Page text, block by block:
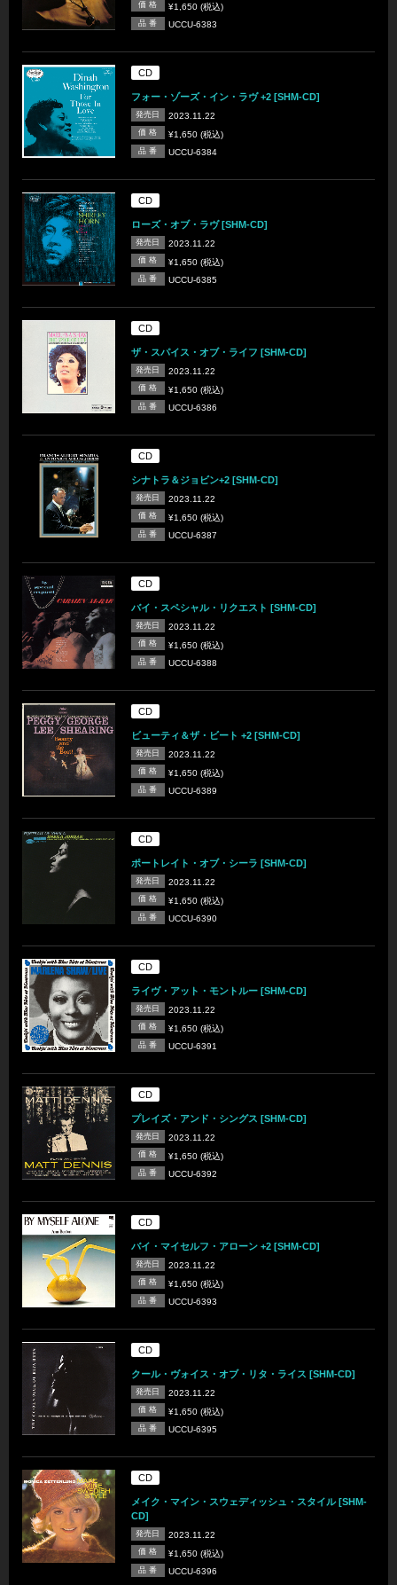
価 格 ¥1,650 (税込)
品 番 UCCU-6383
CD
フォー・ゾーズ・イン・ラヴ +2 [SHM-CD]
発売日 2023.11.22
価 格 ¥1,650 (税込)
品 番 UCCU-6384
CD
ローズ・オブ・ラヴ [SHM-CD]
発売日 2023.11.22
価 格 ¥1,650 (税込)
品 番 UCCU-6385
CD
ザ・スパイス・オブ・ライフ [SHM-CD]
発売日 2023.11.22
価 格 ¥1,650 (税込)
品 番 UCCU-6386
CD
シナトラ＆ジョビン+2 [SHM-CD]
発売日 2023.11.22
価 格 ¥1,650 (税込)
品 番 UCCU-6387
CD
バイ・スペシャル・リクエスト [SHM-CD]
発売日 2023.11.22
価 格 ¥1,650 (税込)
品 番 UCCU-6388
CD
ビューティ＆ザ・ビート +2 [SHM-CD]
発売日 2023.11.22
価 格 ¥1,650 (税込)
品 番 UCCU-6389
CD
ポートレイト・オブ・シーラ [SHM-CD]
発売日 2023.11.22
価 格 ¥1,650 (税込)
品 番 UCCU-6390
CD
ライヴ・アット・モントルー [SHM-CD]
発売日 2023.11.22
価 格 ¥1,650 (税込)
品 番 UCCU-6391
CD
プレイズ・アンド・シングス [SHM-CD]
発売日 2023.11.22
価 格 ¥1,650 (税込)
品 番 UCCU-6392
CD
バイ・マイセルフ・アローン +2 [SHM-CD]
発売日 2023.11.22
価 格 ¥1,650 (税込)
品 番 UCCU-6393
CD
クール・ヴォイス・オブ・リタ・ライス [SHM-CD]
発売日 2023.11.22
価 格 ¥1,650 (税込)
品 番 UCCU-6395
CD
メイク・マイン・スウェディッシュ・スタイル [SHM-
CD]
発売日 2023.11.22
価 格 ¥1,650 (税込)
品 番 UCCU-6396